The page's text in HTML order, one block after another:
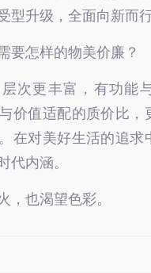
型升级，全面向新而行
要怎样的物美价廉？
次更丰富，有功能
价值适配的质价比，
在对美好生活的追求
代内涵。
，也渴望色彩。